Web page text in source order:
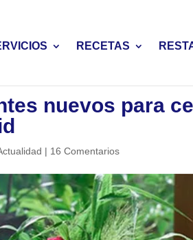
RECETAS
nuevos para
| 16 Comentarios